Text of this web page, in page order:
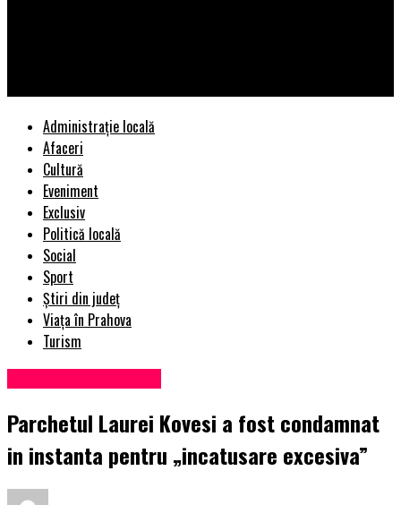
Administrație locală
Afaceri
Cultură
Eveniment
Exclusiv
Politică locală
Social
Sport
Știri din județ
Viața în Prahova
Turism
Parchetul Laurei Kovesi a fost condamnat
in instanta pentru „incatusare excesiva”